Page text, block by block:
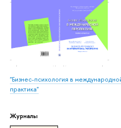
"Бизнес-психология в
практика"
Журналы